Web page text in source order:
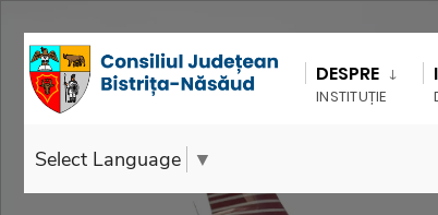
DESPRE
INSTITUȚIE
Select Language ▼